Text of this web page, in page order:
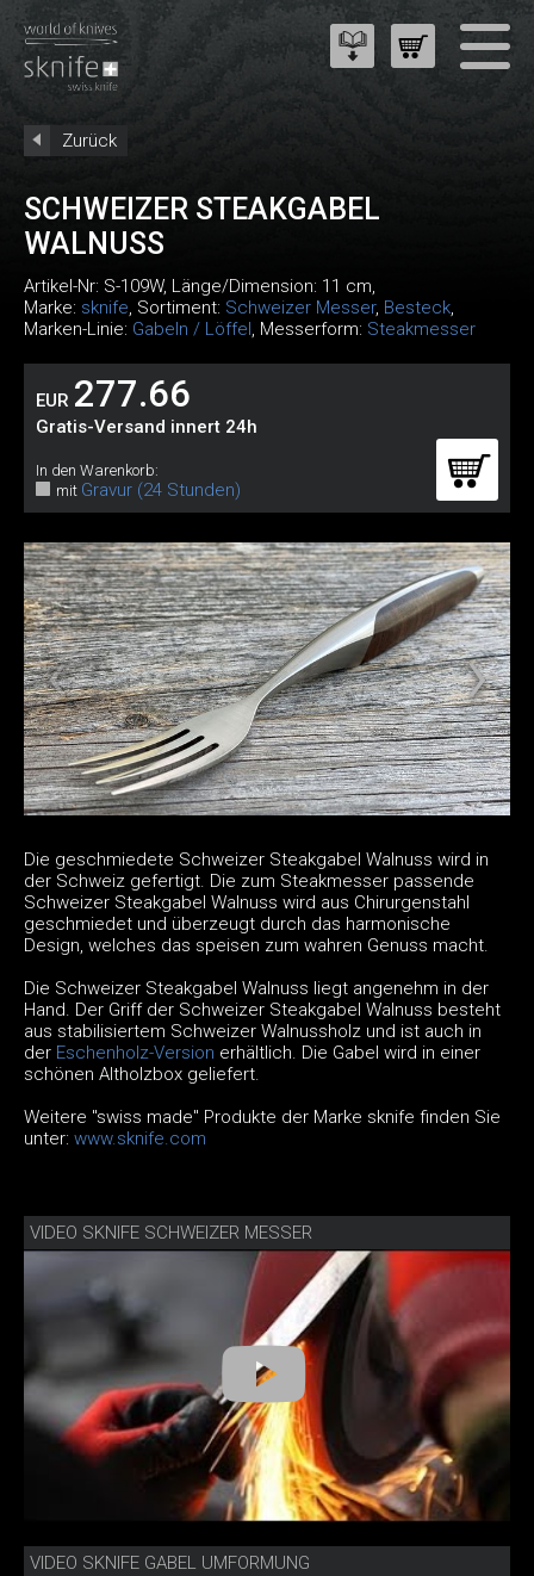
Zurück
SCHWEIZER STEAKGABEL
WALNUSS
Artikel-Nr: S-109W, Länge/Dimension: 11 cm,
Marke: sknife, Sortiment: Schweizer Messer, Besteck,
Marken-Linie: Gabeln / Löffel, Messerform: Steakmesser
EUR 277.66
Gratis-Versand innert 24h
In den Warenkorb:
mit Gravur (24 Stunden)
Die geschmiedete Schweizer Steakgabel Walnuss wird in
der Schweiz gefertigt. Die zum Steakmesser passende
Schweizer Steakgabel Walnuss wird aus Chirurgenstahl
geschmiedet und überzeugt durch das harmonische
Design, welches das speisen zum wahren Genuss macht.
Die Schweizer Steakgabel Walnuss liegt angenehm in der
Hand. Der Griff der Schweizer Steakgabel Walnuss besteht
aus stabilisiertem Schweizer Walnussholz und ist auch in
der Eschenholz-Version erhältlich. Die Gabel wird in einer
schönen Altholzbox geliefert.
Weitere "swiss made" Produkte der Marke sknife finden Sie
unter: www.sknife.com
VIDEO SKNIFE SCHWEIZER MESSER
VIDEO SKNIFE GABEL UMFORMUNG